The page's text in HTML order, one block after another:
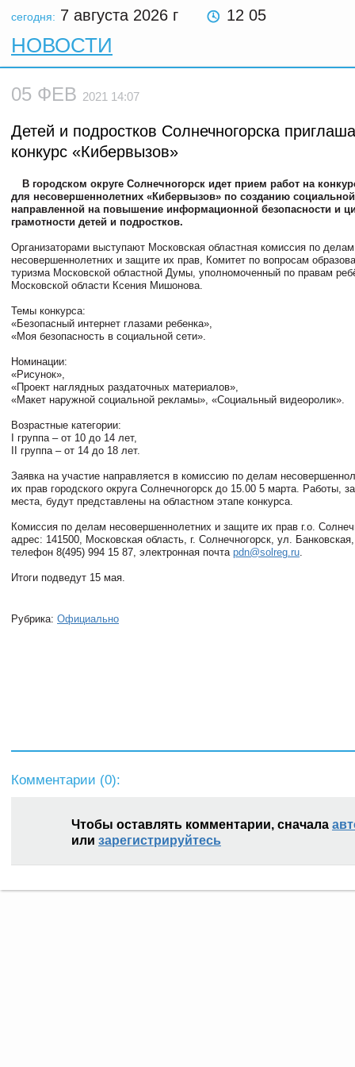
сегодня: 7 августа 2026 г 12 05
НОВОСТИ
05 ФЕВ 2021 14:07
Детей и подростков Солнечногорска
конкурс «Кибервызов»
В городском округе Солнечногорск идет прием работ на
для несовершеннолетних «Кибервызов» по созданию
направленной на повышение информационной безопасности и
грамотности детей и подростков.
Организаторами выступают Московская областная комиссия по делам
несовершеннолетних и защите их прав, Комитет по вопросам
туризма Московской областной Думы, уполномоченный по правам
Московской области Ксения Мишонова.
Темы конкурса:⠀
«Безопасный интернет глазами ребенка», ⠀⠀⠀⠀⠀
«Моя безопасность в социальной сети».⠀
Номинации:⠀
«Рисунок», ⠀
«Проект наглядных раздаточных материалов»,⠀
«Макет наружной социальной рекламы», «Социальный видеоролик».
Возрастные категории:⠀
I группа – от 10 до 14 лет,⠀
II группа – от 14 до 18 лет.⠀
Заявка на участие направляется в комиссию по делам
их прав городского округа Солнечногорск до 15.00 5 марта. Работы,
места, будут представлены на областном этапе конкурса.
Комиссия по делам несовершеннолетних и защите их прав г.о.
адрес: 141500, Московская область, г. Солнечногорск, ул.
телефон 8(495) 994 15 87, электронная почта pdn@solreg.ru.
Итоги подведут 15 мая.
Рубрика: Официально
Комментарии (0):
Чтобы оставлять комментарии, сначала
или зарегистрируйтесь